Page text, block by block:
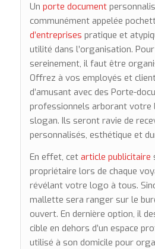
Un porte document
communément appelée
d’entreprises pratique et
utilité dans l’organisation.
sereinement, il faut être
Offrez à vos employés et
d’amusant avec des Porte-
professionnels arborant
slogan. Ils seront ravie de
personnalisés, esthétique et
En effet, cet article publicitaire
propriétaire lors de chaque
révélant votre logo à tous.
mallette sera ranger sur le
ouvert. En dernière option, il
cible en dehors d’un espace
utilisé à son domicile pour